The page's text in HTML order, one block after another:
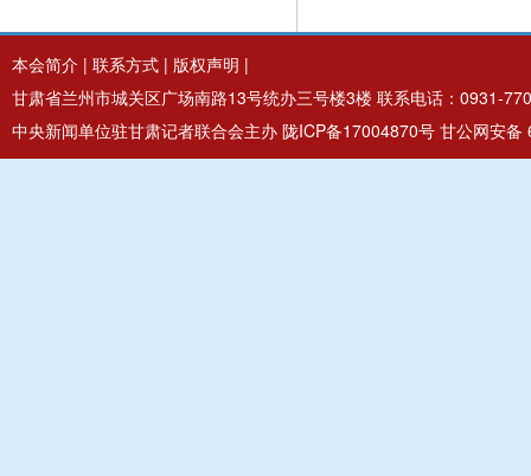
本会简介 | 联系方式 | 版权声明 |
甘肃省兰州市城关区广场南路13号统办三号楼3楼 联系电话：0931-
中央新闻单位驻甘肃记者联合会主办 陇ICP备17004870号 甘公网安备